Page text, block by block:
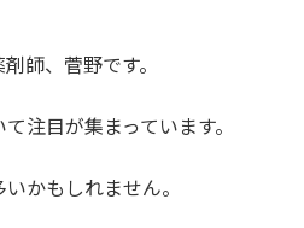
師、菅野です。
注目が集まっています。
かもしれません。